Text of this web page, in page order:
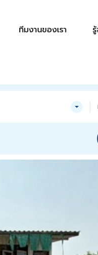
ทีมงานของเรา